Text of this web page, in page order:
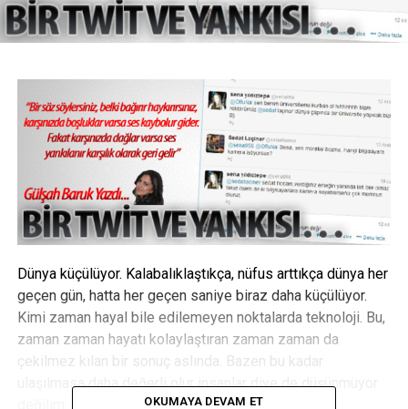
Dünya küçülüyor. Kalabalıklaştıkça, nüfus arttıkça dünya her
geçen gün, hatta her geçen saniye biraz daha küçülüyor.
Kimi zaman hayal bile edilemeyen noktalarda teknoloji. Bu,
zaman zaman hayatı kolaylaştıran zaman zaman da
çekilmez kılan bir sonuç aslında. Bazen bu kadar
ulaşılmasa daha değerli olur insanlar diye de düşünmüyor
OKUMAYA DEVAM ET